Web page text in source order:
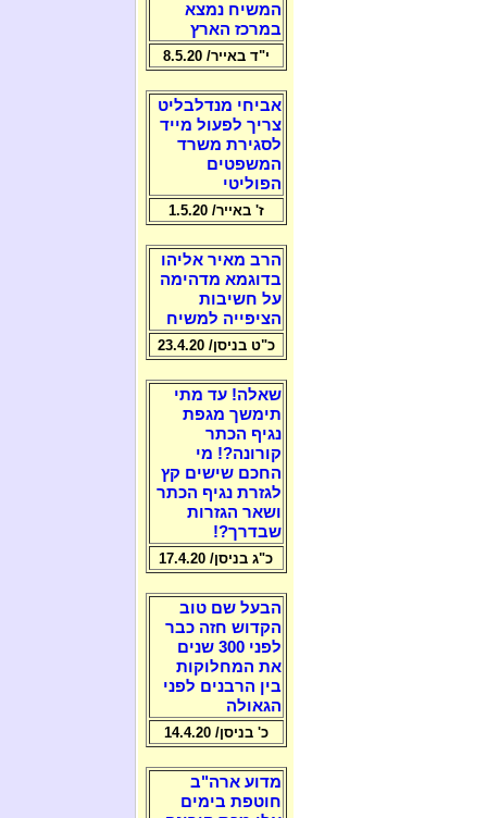
המשיח נמצא
במרכז הארץ
י"ד באייר/ 8.5.20
אביחי מנדלבליט
צריך לפעול מייד
לסגירת משרד
המשפטים
הפוליטי
ז' באייר/ 1.5.20
הרב מאיר אליהו
בדוגמא מדהימה
על חשיבות
הציפייה למשיח
כ"ט בניסן/ 23.4.20
שאלה! עד מתי
תימשך מגפת
נגיף הכתר
קורונה?! מי
החכם שישים קץ
לגזרת נגיף הכתר
ושאר הגזרות
שבדרך?!
כ"ג בניסן/ 17.4.20
הבעל שם טוב
הקדוש חזה כבר
לפני 300 שנים
את המחלוקות
בין הרבנים לפני
הגאולה
כ' בניסן/ 14.4.20
מדוע ארה"ב
חוטפת בימים